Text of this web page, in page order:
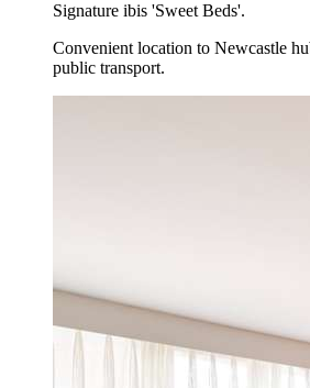
Signature ibis 'Sweet Beds'.
Convenient location to Newcastle
public transport.